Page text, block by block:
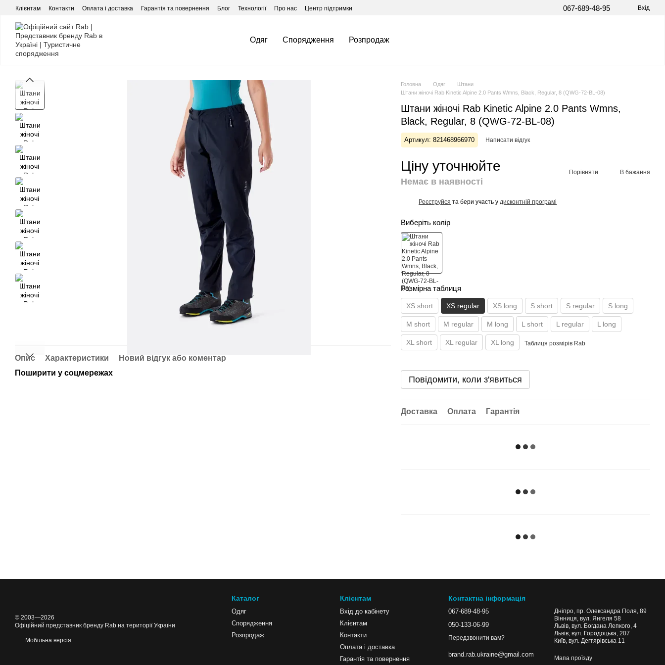
Перейти до основного контенту
Клієнтам Контакти Оплата і доставка Гарантія та повернення Блог Технології Про нас Центр підтримки 067-689-48-95 Вхід
Одяг Спорядження Розпродаж
Опис Характеристики
Новий відгук або коментар
Поширити у соцмережах
Головна Одяг
Штани
Штани жіночі Rab Kinetic Alpine 2.0 Pants Wmns, Black, Regular, 8 (QWG-72-BL-08)
Штани жіночі Rab Kinetic Alpine 2.0 Pants Wmns,
Black, Regular, 8 (QWG-72-BL-08)
Артикул: 821468966970 Написати відгук
Ціну уточнюйте
Немає в наявності
Порівняти В бажання
Реєструйся та бери участь у дисконтній програмі
Виберіть колір
Розмірна таблиця
XS short XS regular XS long S short S regular S long
M short M regular M long L short L regular L long
XL short XL regular XL long Таблиця розмірів Rab
Повідомити, коли з'явиться
Доставка Оплата Гарантія
© 2003—2026
Офіційний представник бренду Rab на території України
Мобільна версія
Каталог
Одяг
Спорядження
Розпродаж
Клієнтам
Вхід до кабінету
Клієнтам
Контакти
Оплата і доставка
Гарантія та повернення
Контактна інформація
067-689-48-95
050-133-06-99
Передзвонити вам?
brand.rab.ukraine@gmail.com
Дніпро, пр. Олександра Поля, 89
Вінниця, вул. Янгеля 58
Львів, вул. Богдана Лепкого, 4
Львів, вул. Городоцька, 207
Київ, вул. Дегтярівська 11
Мапа проїзду